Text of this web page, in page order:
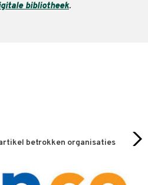
bibliotheek.
betrokken organisaties